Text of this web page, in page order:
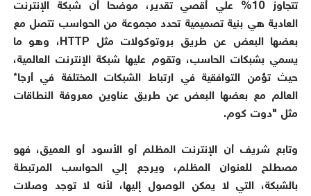
تتجاوز 10% علي أقصي تقدير، موضحا أن شبكة الإنترنت
العادية هي بنية تصميمية تحدد مجموعة من الحواسب تتصل مع
بعضها البعض عن طريق بروتوكولات مثل HTTP، وهو ما
يسمي بشبكات الحاسب، وتقوم عليها شبكة الإنترنت العالمية،
حيث تؤمن التوافقية في ارتباط الشبكات المختلفة في أرجاء
العالم مع بعضها البعض عن طريق عناوين معروفة النطاقات
مثل "دوت كوم.
وتابع شريف أن الإنترنت المظلم أو الأسود أو العميق، فهو
مصطلح للعنوان المظلم، ويرجع إلي الحواسب المرتبطة
بالشبكة، التي لا يمكن الوصول إليها، لأنه لا توجد وصلات